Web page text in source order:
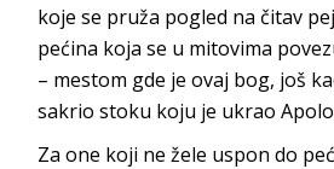
koje se pruža pogled na čitav
pećina koja se u mitovima
– mestom gde je ovaj bog, još
sakrio stoku koju je ukrao
Za one koji ne žele uspon do